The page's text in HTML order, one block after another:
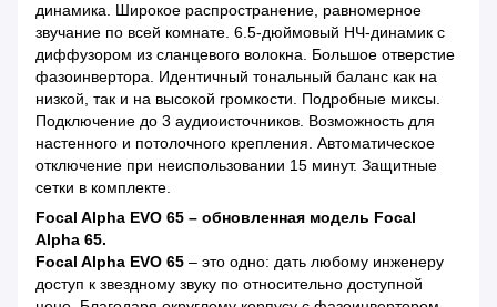
динамика. Широкое распространение, равномерное
звучание по всей комнате. 6.5-дюймовый НЧ-динамик с
диффузором из сланцевого волокна. Большое отверстие
фазоинвертора. Идентичный тональный баланс как на
низкой, так и на высокой громкости. Подробные миксы.
Подключение до 3 аудиоисточников. Возможность для
настенного и потолочного крепления. Автоматическое
отключение при неиспользовании 15 минут. Защитные
сетки в комплекте.
Focal Alpha EVO 65 – обновленная модель Focal
Alpha 65.
Focal Alpha EVO 65 – это одно: дать любому инженеру
доступ к звездному звуку по относительно доступной